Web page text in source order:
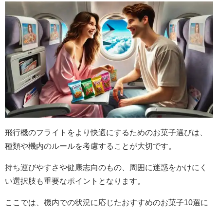
飛行機のフライトをより快適にするためのお菓子選びは、
種類や機内のルールを考慮することが大切です。
持ち運びやすさや健康志向のもの、周囲に迷惑をかけにく
い選択肢も重要なポイントとなります。
ここでは、機内での状況に応じたおすすめのお菓子10選に